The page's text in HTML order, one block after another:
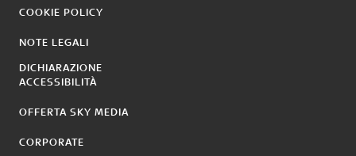
COOKIE POLICY
NOTE LEGALI
DICHIARAZIONE
ACCESSIBILITÀ
OFFERTA SKY MEDIA
CORPORATE